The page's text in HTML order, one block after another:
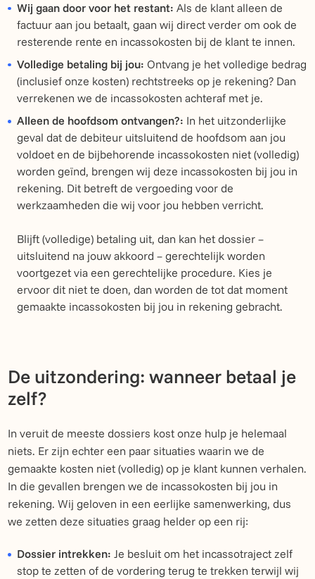
Wij gaan door voor het restant: Als de klant alleen de
factuur aan jou betaalt, gaan wij direct verder om ook de
resterende rente en incassokosten bij de klant te innen.
Volledige betaling bij jou: Ontvang je het volledige bedrag
(inclusief onze kosten) rechtstreeks op je rekening? Dan
verrekenen we de incassokosten achteraf met je.
Alleen de hoofdsom ontvangen?: In het uitzonderlijke
geval dat de debiteur uitsluitend de hoofdsom aan jou
voldoet en de bijbehorende incassokosten niet (volledig)
worden geïnd, brengen wij deze incassokosten bij jou in
rekening. Dit betreft de vergoeding voor de
werkzaamheden die wij voor jou hebben verricht.
Blijft (volledige) betaling uit, dan kan het dossier –
uitsluitend na jouw akkoord – gerechtelijk worden
voortgezet via een gerechtelijke procedure. Kies je
ervoor dit niet te doen, dan worden de tot dat moment
gemaakte incassokosten bij jou in rekening gebracht.
De uitzondering: wanneer betaal je
zelf?
In veruit de meeste dossiers kost onze hulp je helemaal
niets. Er zijn echter een paar situaties waarin we de
gemaakte kosten niet (volledig) op je klant kunnen verhalen.
In die gevallen brengen we de incassokosten bij jou in
rekening. Wij geloven in een eerlijke samenwerking, dus
we zetten deze situaties graag helder op een rij:
Dossier intrekken: Je besluit om het incassotraject zelf
stop te zetten of de vordering terug te trekken terwijl wij